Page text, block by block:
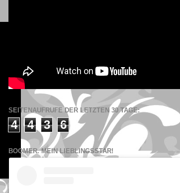
SEITENAUFRUFE DER LETZTEN 30 TAGE:
4 4 3 6
BOOMER. MEIN LIEBLINGSSTAR!